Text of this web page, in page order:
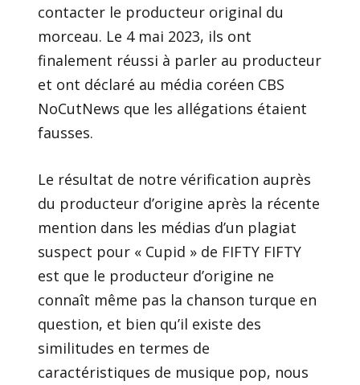
contacter le producteur original du
morceau. Le 4 mai 2023, ils ont
finalement réussi à parler au producteur
et ont déclaré au média coréen CBS
NoCutNews que les allégations étaient
fausses.
Le résultat de notre vérification auprès
du producteur d’origine après la récente
mention dans les médias d’un plagiat
suspect pour « Cupid » de FIFTY FIFTY
est que le producteur d’origine ne
connaît même pas la chanson turque en
question, et bien qu’il existe des
similitudes en termes de
caractéristiques de musique pop, nous